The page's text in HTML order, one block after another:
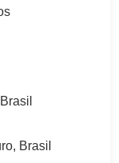
Brasil